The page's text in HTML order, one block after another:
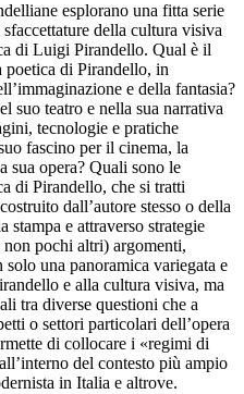
esplorano una fitta serie
della cultura visiva
di Luigi Pirandello. Qual è il
di Pirandello, in
e della fantasia?
suo teatro e nella sua narrativa
tecnologie e pratiche
fascino per il cinema, la
sua opera? Quali sono le
di Pirandello, che si tratti
dall’autore stesso o della
stampa e attraverso strategie
pochi altri) argomenti,
una panoramica variegata e
e alla cultura visiva, ma
tra diverse questioni che a
o settori particolari dell’opera
di collocare i «regimi di
del contesto più ampio
in Italia e altrove.